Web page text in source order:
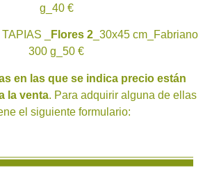
g_40 €
_ Flores 2_30x45 cm_Fabriano
300 g_50 €
en las que se indica precio están
la venta. Para adquirir alguna de ellas
el siguiente formulario: